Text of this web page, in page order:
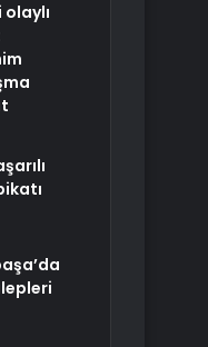
olaylı